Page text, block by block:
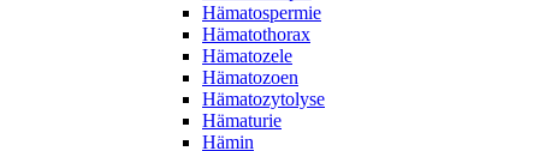
Hämatospermie
Hämatothorax
Hämatozele
Hämatozoen
Hämatozytolyse
Hämaturie
Hämin